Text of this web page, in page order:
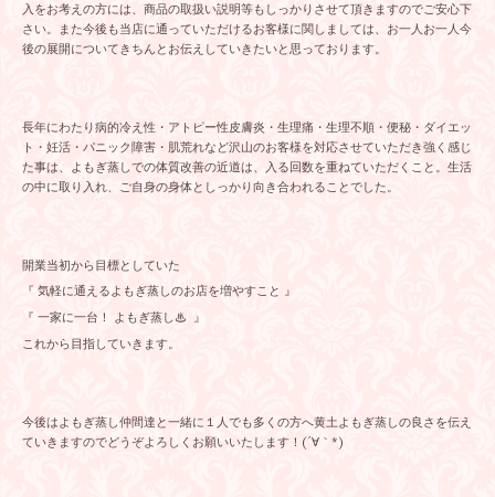
入をお考えの方には、商品の取扱い説明等もしっかりさせて頂きますのでご安心下
さい。また今後も当店に通っていただけるお客様に関しましては、お一人お一人今
後の展開についてきちんとお伝えしていきたいと思っております。
長年にわたり病的冷え性・アトピー性皮膚炎・生理痛・生理不順・便秘・ダイエッ
ト・妊活・パニック障害・肌荒れなど沢山のお客様を対応させていただき強く感じ
た事は、よもぎ蒸しでの体質改善の近道は、入る回数を重ねていただくこと。生活
の中に取り入れ、ご自身の身体としっかり向き合われることでした。
開業当初から目標としていた
『 気軽に通えるよもぎ蒸しのお店を増やすこと 』
『 一家に一台！ よもぎ蒸し♨︎ 』
これから目指していきます。
今後はよもぎ蒸し仲間達と一緒に１人でも多くの方へ黄土よもぎ蒸しの良さを伝え
ていきますのでどうぞよろしくお願いいたします！(´∀｀*)